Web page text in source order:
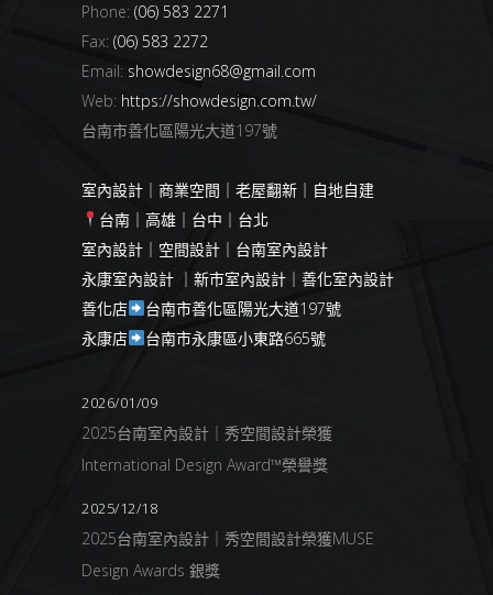
Phone: (06) 583 2271
Fax: (06) 583 2272
Email: showdesign68@gmail.com
Web: https://showdesign.com.tw/
台南市善化區陽光大道197號
室內設計｜商業空間｜老屋翻新｜自地自建
台南｜高雄｜台中｜台北
室內設計｜空間設計｜台南室內設計
永康室內設計 ｜新市室內設計｜善化室內設計
善化店
台南市善化區陽光大道197號
永康店
台南市永康區小東路665號
2026/01/09
2025台南室內設計｜秀空間設計榮獲
International Design Award™榮譽獎
2025/12/18
2025台南室內設計｜秀空間設計榮獲MUSE
Design Awards 銀獎